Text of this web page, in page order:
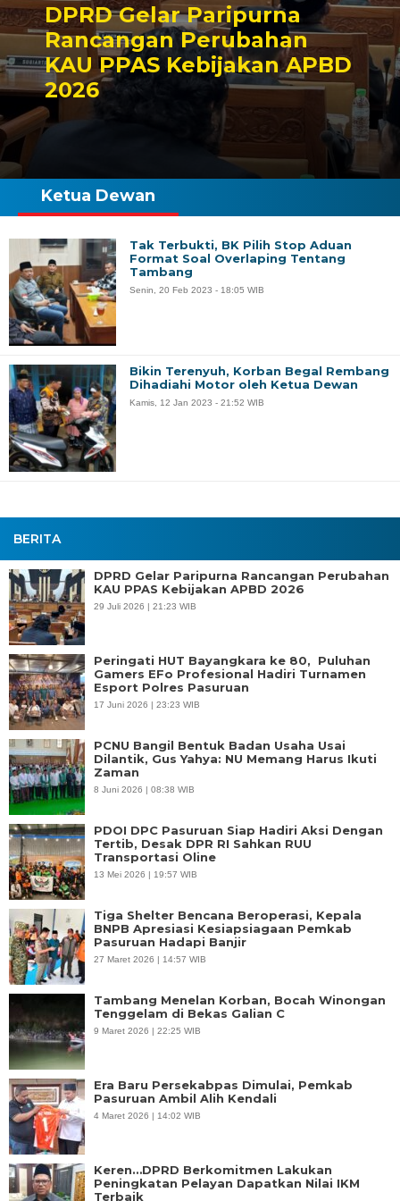
DPRD Gelar Paripurna
Rancangan Perubahan
KAU PPAS Kebijakan APBD
2026
BERITA
DPRD Gelar Paripurna Rancangan Perubahan
KAU PPAS Kebijakan APBD 2026
29 Juli 2026 | 21:23 WIB
Peringati HUT Bayangkara ke 80, Puluhan
Gamers EFo Profesional Hadiri Turnamen
Esport Polres Pasuruan
17 Juni 2026 | 23:23 WIB
PCNU Bangil Bentuk Badan Usaha Usai
Dilantik, Gus Yahya: NU Memang Harus Ikuti
Zaman
8 Juni 2026 | 08:38 WIB
PDOI DPC Pasuruan Siap Hadiri Aksi Dengan
Tertib, Desak DPR RI Sahkan RUU
Transportasi Oline
13 Mei 2026 | 19:57 WIB
Tiga Shelter Bencana Beroperasi, Kepala
BNPB Apresiasi Kesiapsiagaan Pemkab
Pasuruan Hadapi Banjir
27 Maret 2026 | 14:57 WIB
Tambang Menelan Korban, Bocah Winongan
Tenggelam di Bekas Galian C
9 Maret 2026 | 22:25 WIB
Era Baru Persekabpas Dimulai, Pemkab
Pasuruan Ambil Alih Kendali
4 Maret 2026 | 14:02 WIB
Keren…DPRD Berkomitmen Lakukan
Peningkatan Pelayan Dapatkan Nilai IKM
Terbaik
Ketua Dewan
Tak Terbukti, BK Pilih Stop Aduan
Format Soal Overlaping Tentang
Tambang
Senin, 20 Feb 2023 - 18:05 WIB
Bikin Terenyuh, Korban Begal Rembang
Dihadiahi Motor oleh Ketua Dewan
Kamis, 12 Jan 2023 - 21:52 WIB